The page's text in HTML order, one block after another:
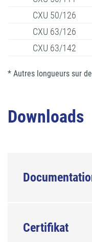
CXU 50/126
CXU 63/126
CXU 63/142
* Autres longueurs sur
Downloads
Certifikat